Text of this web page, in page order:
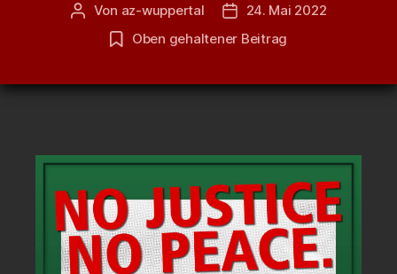
Beitragsautor
Von az-wuppertal Veröffentlichungsdatum
24. Mai 2022
Oben gehaltener Beitrag